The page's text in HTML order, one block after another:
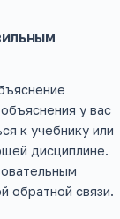
у вас
к учебнику или
дисциплине.
обратной связи.